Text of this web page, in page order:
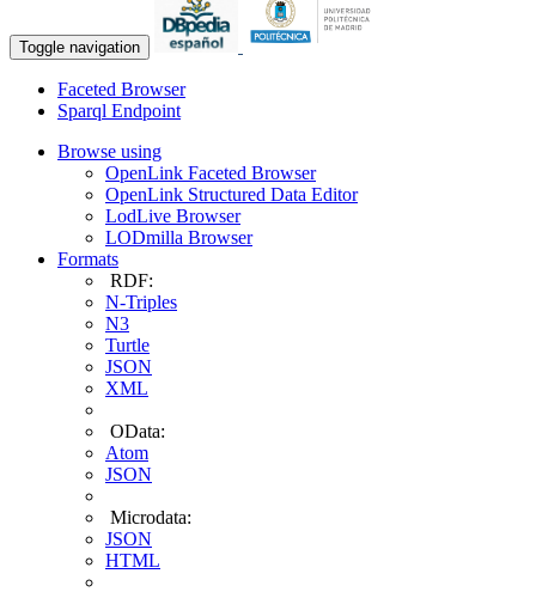
Toggle navigation
Faceted Browser
Sparql Endpoint
Browse using
OpenLink Faceted Browser
OpenLink Structured Data Editor
LodLive Browser
LODmilla Browser
Formats
RDF:
N-Triples
N3
Turtle
JSON
XML
OData:
Atom
JSON
Microdata:
JSON
HTML